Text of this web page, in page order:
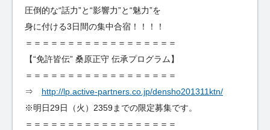
圧倒的な“話力”と“影響力”と“魅力”を
身に付ける3日間の集中合宿！！！！
＝＝＝＝＝＝＝＝＝＝＝＝＝＝＝＝＝＝
【“免許皆伝” 桑原正守 伝承プログラム】
＝＝＝＝＝＝＝＝＝＝＝＝＝＝＝＝＝＝
⇒ http://lp.active-partners.co.jp/densho201311ktn/
※明日29日（火）2359までの限定募集です。
＝＝＝＝＝＝＝＝＝＝＝＝＝＝＝＝＝＝